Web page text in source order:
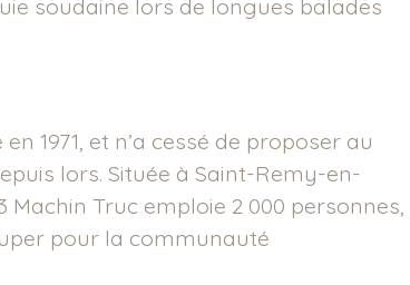
soudaine lors de longues balades
1971, et n’a cessé de proposer au
lors. Située à Saint-Remy-en-
Truc emploie 2 000 personnes,
pour la communauté